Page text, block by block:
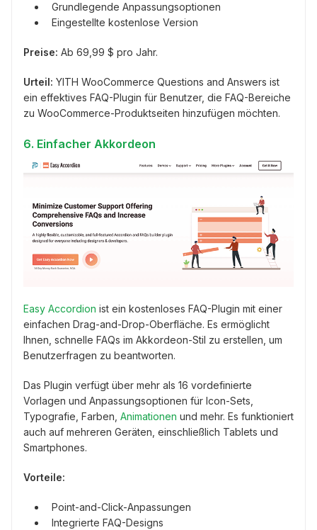
Grundlegende Anpassungsoptionen
Eingestellte kostenlose Version
Preise: Ab 69,99 $ pro Jahr.
Urteil: YITH WooCommerce Questions and Answers ist
ein effektives FAQ-Plugin für Benutzer, die FAQ-Bereiche
zu WooCommerce-Produktseiten hinzufügen möchten.
6. Einfacher Akkordeon
Easy Accordion ist ein kostenloses FAQ-Plugin mit einer
einfachen Drag-and-Drop-Oberfläche. Es ermöglicht
Ihnen, schnelle FAQs im Akkordeon-Stil zu erstellen, um
Benutzerfragen zu beantworten.
Das Plugin verfügt über mehr als 16 vordefinierte
Vorlagen und Anpassungsoptionen für Icon-Sets,
Typografie, Farben, Animationen und mehr. Es funktioniert
auch auf mehreren Geräten, einschließlich Tablets und
Smartphones.
Vorteile:
Point-and-Click-Anpassungen
Integrierte FAQ-Designs